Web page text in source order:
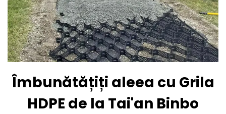
Îmbunătățiți aleea cu Grila
HDPE de la Tai'an Binbo